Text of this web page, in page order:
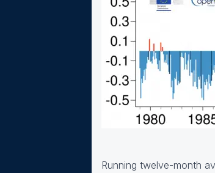
Running twelve-month